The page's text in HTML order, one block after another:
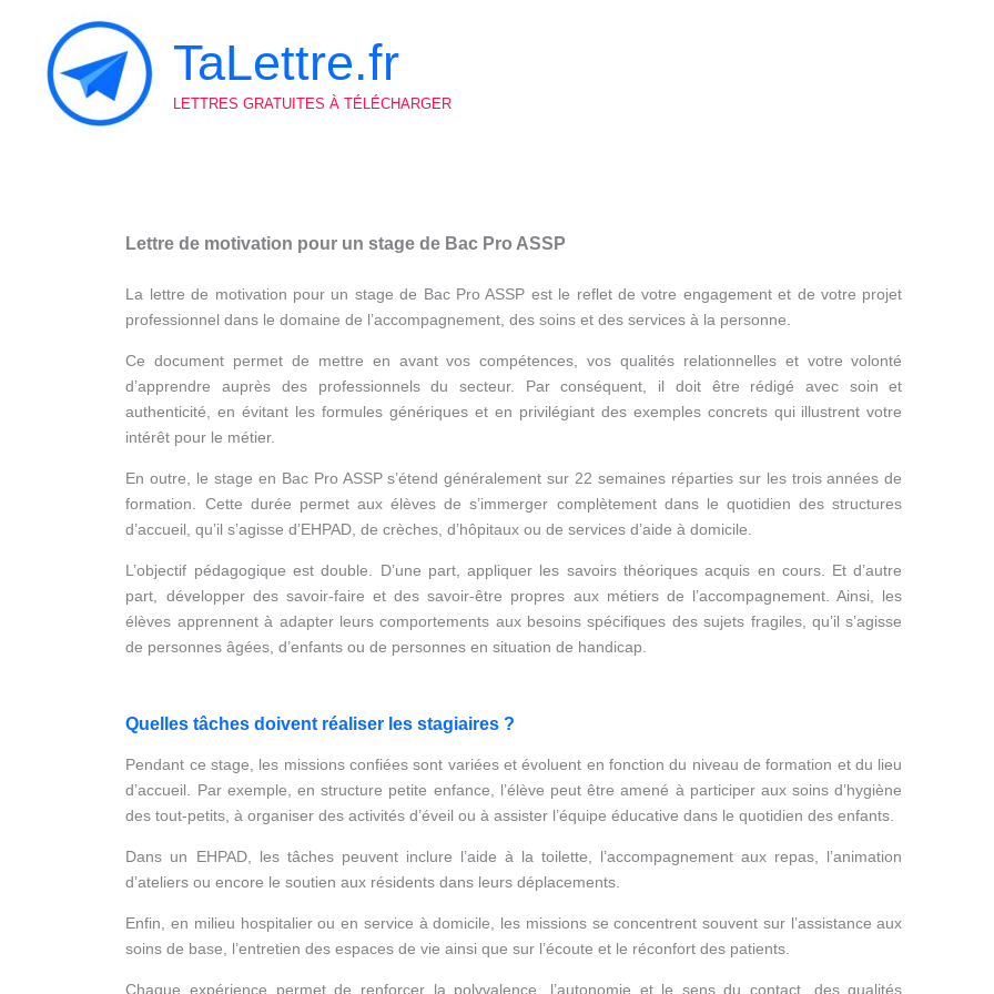
TaLettre.fr
LETTRES GRATUITES À TÉLÉCHARGER
Lettre de motivation pour un stage de Bac Pro ASSP
La lettre de motivation pour un stage de Bac Pro ASSP est le reflet de votre engagement et de votre projet
professionnel dans le domaine de l’accompagnement, des soins et des services à la personne.
Ce document permet de mettre en avant vos compétences, vos qualités relationnelles et votre volonté
d’apprendre auprès des professionnels du secteur. Par conséquent, il doit être rédigé avec soin et
authenticité, en évitant les formules génériques et en privilégiant des exemples concrets qui illustrent votre
intérêt pour le métier.
En outre, le stage en Bac Pro ASSP s’étend généralement sur 22 semaines réparties sur les trois années de
formation. Cette durée permet aux élèves de s’immerger complètement dans le quotidien des structures
d’accueil, qu’il s’agisse d’EHPAD, de crèches, d’hôpitaux ou de services d’aide à domicile.
L’objectif pédagogique est double. D’une part, appliquer les savoirs théoriques acquis en cours. Et d’autre
part, développer des savoir-faire et des savoir-être propres aux métiers de l’accompagnement. Ainsi, les
élèves apprennent à adapter leurs comportements aux besoins spécifiques des sujets fragiles, qu’il s’agisse
de personnes âgées, d’enfants ou de personnes en situation de handicap.
Quelles tâches doivent réaliser les stagiaires ?
Pendant ce stage, les missions confiées sont variées et évoluent en fonction du niveau de formation et du lieu
d’accueil. Par exemple, en structure petite enfance, l’élève peut être amené à participer aux soins d’hygiène
des tout-petits, à organiser des activités d’éveil ou à assister l’équipe éducative dans le quotidien des enfants.
Dans un EHPAD, les tâches peuvent inclure l’aide à la toilette, l’accompagnement aux repas, l’animation
d’ateliers ou encore le soutien aux résidents dans leurs déplacements.
Enfin, en milieu hospitalier ou en service à domicile, les missions se concentrent souvent sur l’assistance aux
soins de base, l’entretien des espaces de vie ainsi que sur l’écoute et le réconfort des patients.
Chaque expérience permet de renforcer la polyvalence, l’autonomie et le sens du contact, des qualités